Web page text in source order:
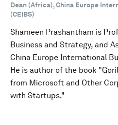
Dean (Africa), China Europe
(CEIBS)
Shameen Prashantham is
Business and Strategy, and
China Europe International
He is author of the book
from Microsoft and Other
with Startups."